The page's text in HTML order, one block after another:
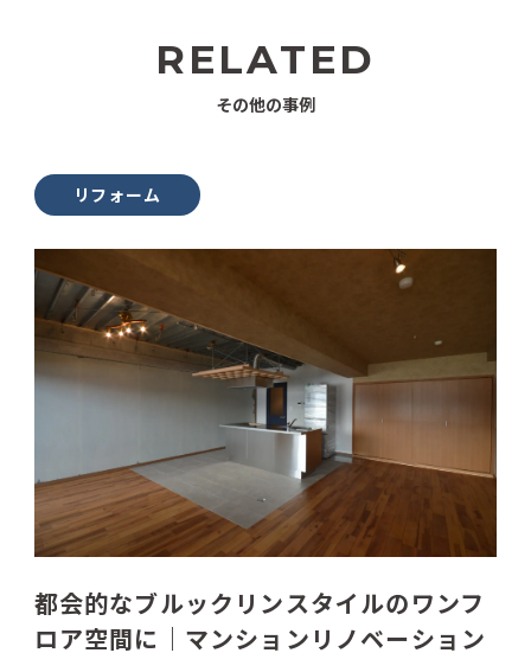
RELATED
その他の事例
リフォーム
都会的なブルックリンスタイルのワンフ
ロア空間に｜マンションリノベーション